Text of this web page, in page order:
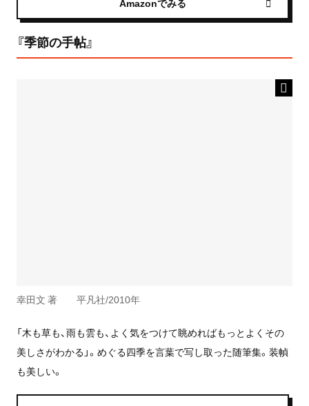
『季節の手帖』
幸田文 著 平凡社/2010年
「木も草も、雨も雲も、よく気をつけて眺めればもっとよくその
美しさがわかる」。めぐる四季を言葉で写し取った随筆集。装幀
も美しい。